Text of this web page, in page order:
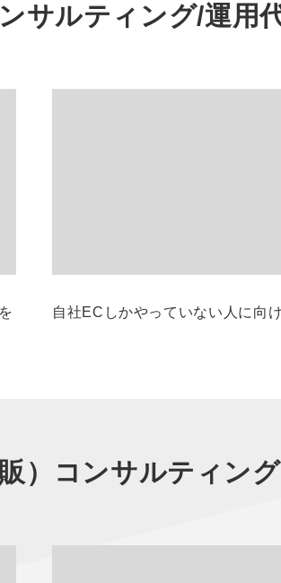
サルティング/運用
自社ECしかやっていない人に向
）コンサルティン